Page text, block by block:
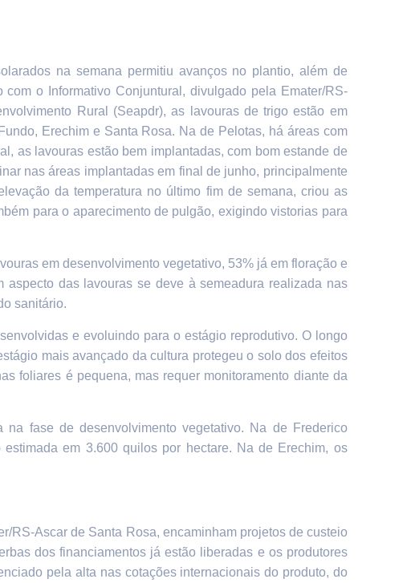
na semana permitiu avanços no plantio, além de
o Informativo Conjuntural, divulgado pela Emater/RS-
Rural (Seapdr), as lavouras de trigo estão em
Erechim e Santa Rosa. Na de Pelotas, há áreas com
as lavouras estão bem implantadas, com bom estande de
nas áreas implantadas em final de junho, principalmente
da temperatura no último fim de semana, criou as
para o aparecimento de pulgão, exigindo vistorias para
em desenvolvimento vegetativo, 53% já em floração e
aspecto das lavouras se deve à semeadura realizada nas
sanitário.
e evoluindo para o estágio reprodutivo. O longo
mais avançado da cultura protegeu o solo dos efeitos
foliares é pequena, mas requer monitoramento diante da
na fase de desenvolvimento vegetativo. Na de Frederico
em 3.600 quilos por hectare. Na de Erechim, os
RS-Ascar de Santa Rosa, encaminham projetos de custeio
dos financiamentos já estão liberadas e os produtores
pela alta nas cotações internacionais do produto, do